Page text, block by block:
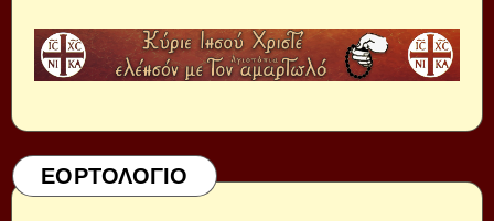
ΕΟΡΤΟΛΟΓΙΟ